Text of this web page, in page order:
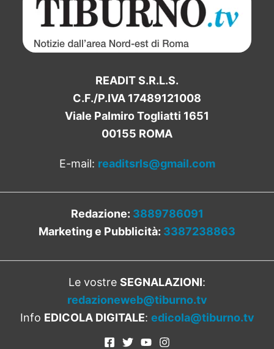
READIT S.R.L.S.
C.F./P.IVA 17489121008
Viale Palmiro Togliatti 1651
00155 ROMA
E-mail: readitsrls@gmail.com
Redazione: 3889786091
Marketing e Pubblicità: 3387238863
Le vostre SEGNALAZIONI:
redazioneweb@tiburno.tv
Info EDICOLA DIGITALE: edicola@tiburno.tv